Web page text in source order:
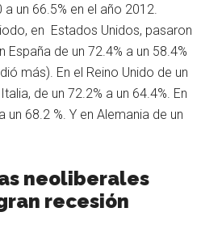
un 66.5% en el año 2012.
en Estados Unidos, pasaron
España de un 72.4% a un 58.4%
más). En el Reino Unido de un
de un 72.2% a un 64.4%. En
un 68.2 %. Y en Alemania de un
neoliberales
recesión